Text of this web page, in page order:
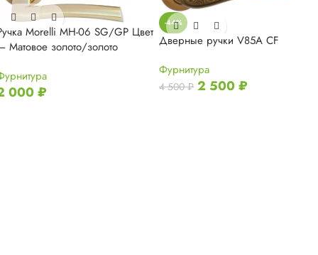
Morelli MH-06 SG/GP Цвет
Матовое золото/золото
000₽
-44%
Дверные ручки V85A CF
Фурнитура
4 500₽ 2 500₽